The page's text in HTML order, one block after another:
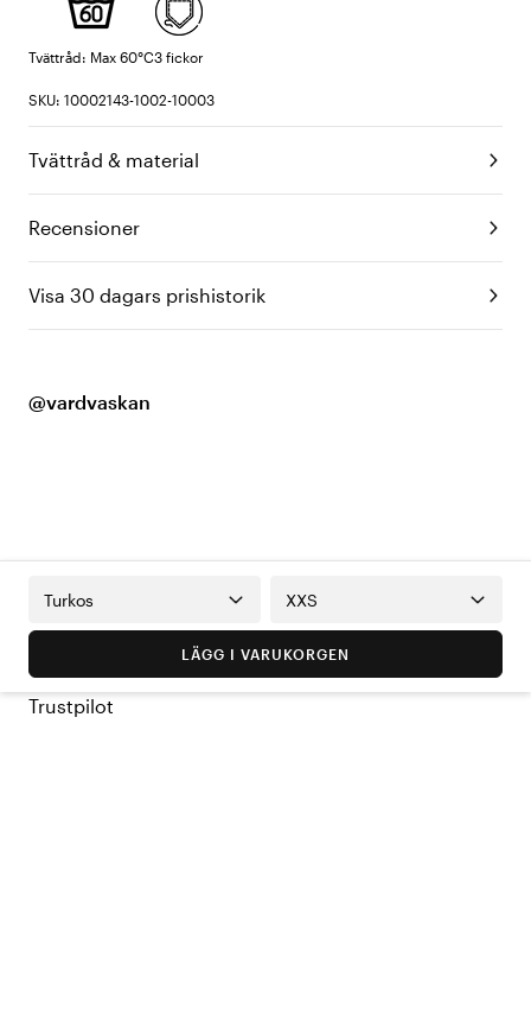
Tvättråd: Max 60°C3 fickor
SKU: 10002143-1002-10003
Tvättråd & material
Recensioner
Visa 30 dagars prishistorik
@vardvaskan
Turkos XXS
LÄGG I VARUKORGEN
Trustpilot